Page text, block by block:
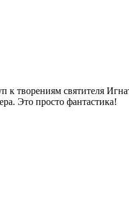
к творениям святителя
Это просто фантастика!